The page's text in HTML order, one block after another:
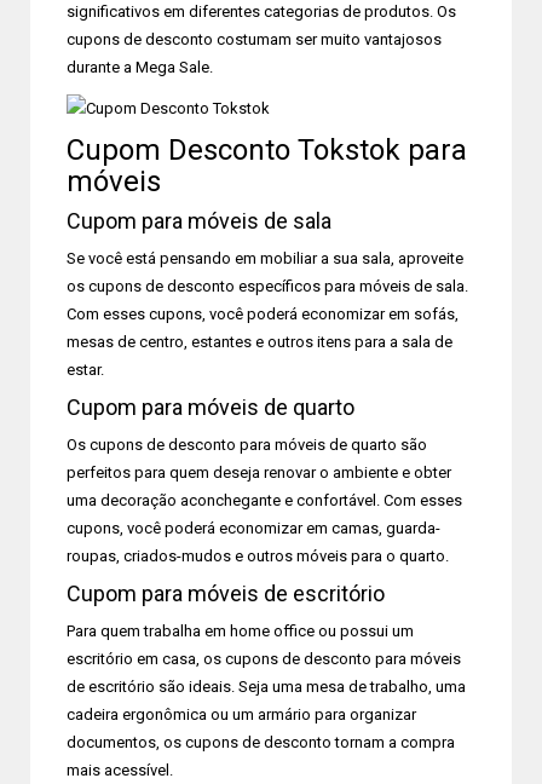
significativos em diferentes categorias de produtos. Os
cupons de desconto costumam ser muito vantajosos
durante a Mega Sale.
Cupom Desconto Tokstok para
móveis
Cupom para móveis de sala
Se você está pensando em mobiliar a sua sala, aproveite
os cupons de desconto específicos para móveis de sala.
Com esses cupons, você poderá economizar em sofás,
mesas de centro, estantes e outros itens para a sala de
estar.
Cupom para móveis de quarto
Os cupons de desconto para móveis de quarto são
perfeitos para quem deseja renovar o ambiente e obter
uma decoração aconchegante e confortável. Com esses
cupons, você poderá economizar em camas, guarda-
roupas, criados-mudos e outros móveis para o quarto.
Cupom para móveis de escritório
Para quem trabalha em home office ou possui um
escritório em casa, os cupons de desconto para móveis
de escritório são ideais. Seja uma mesa de trabalho, uma
cadeira ergonômica ou um armário para organizar
documentos, os cupons de desconto tornam a compra
mais acessível.